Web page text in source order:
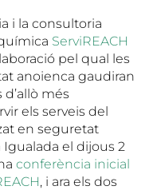
i la consultoria
ServiREACH
pel qual les
anoienca gaudiran
més
els serveis del
en seguretat
Igualada el dijous 2
conferència inicial
, i ara els dos